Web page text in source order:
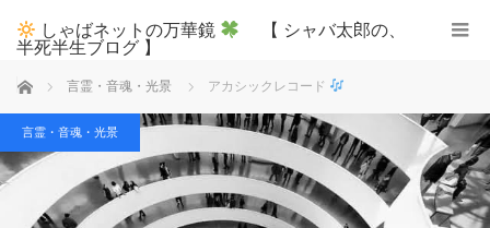
しゃばネットの万華鏡
【 シャバ太郎の、
半死半生ブログ 】
ホーム 言霊・音魂・光景 アカシックレコード
言霊・音魂・光景